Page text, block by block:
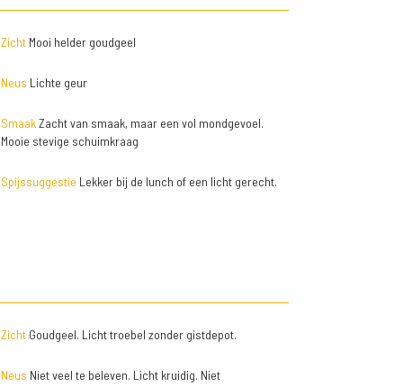
ZichtMooi helder goudgeel
Neus Lichte geur
SmaakZacht van smaak, maar een vol mondgevoel.
Mooie stevige schuimkraag
Spijssuggestie Lekker bij de lunch of een licht gerecht.
ZichtGoudgeel. Licht troebel zonder gistdepot.
Neus Niet veel te beleven. Licht kruidig. Niet